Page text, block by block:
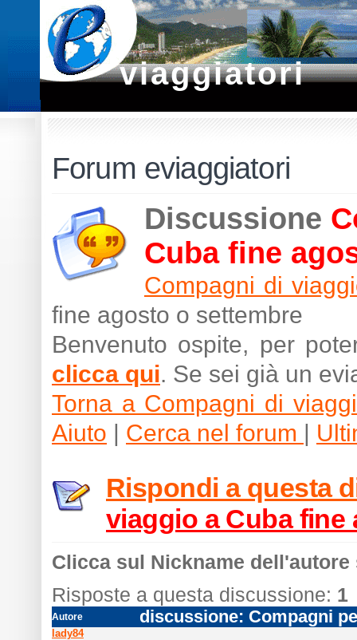
viaggiatori
Forum eviaggiatori
Discussione
Cuba fine
Compagni di
fine agosto o settembre
Benvenuto ospite, per
clicca qui. Se sei già un
Torna a Compagni di
Aiuto | Cerca nel forum |
Rispondi a questa
viaggio a Cuba
Clicca sul Nickname
Risposte a questa discussione: 1
Autore discussione: Compagni
lady84